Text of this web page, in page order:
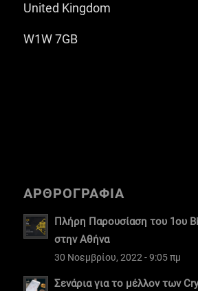
United Kingdom
W1W 7GB
ΑΡΘΡΟΓΡΑΦΙΑ
Πλήρη Παρουσίαση του 1ου
στην Αθήνα
30 Νοεμβρίου, 2022 - 9:05 πμ
Σενάρια για το μέλλον των